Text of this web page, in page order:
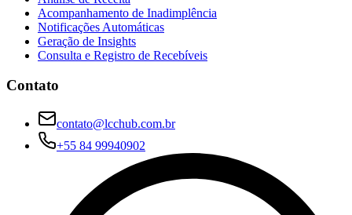
Acompanhamento de Inadimplência
Notificações Automáticas
Geração de Insights
Consulta e Registro de Recebíveis
Contato
contato@lcchub.com.br
+55 84 99940902